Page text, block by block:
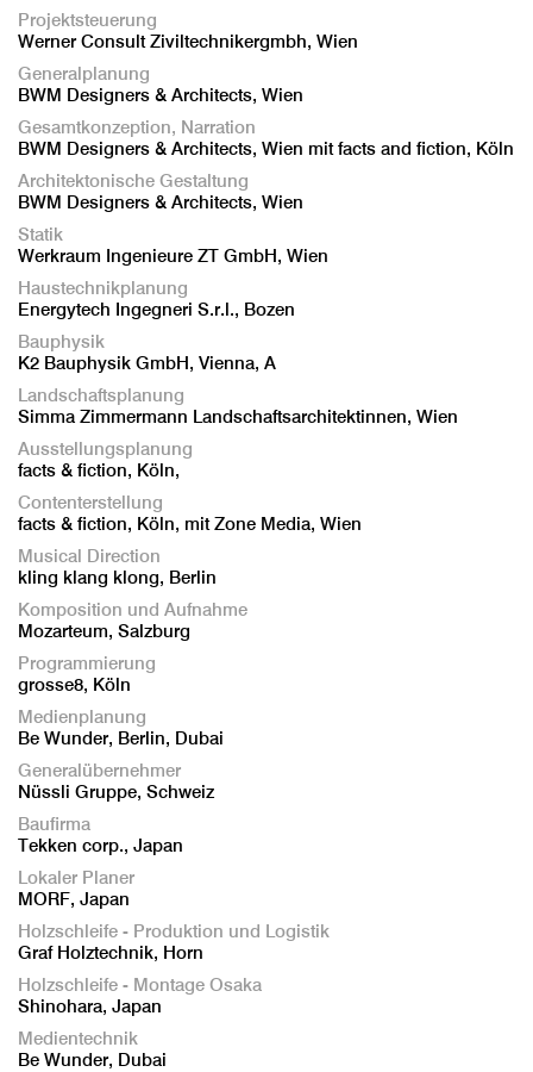
Projektsteuerung
Werner Consult Ziviltechnikergmbh, Wien
Generalplanung
BWM Designers & Architects, Wien
Gesamtkonzeption, Narration
BWM Designers & Architects, Wien mit facts and fiction, Köln
Architektonische Gestaltung
BWM Designers & Architects, Wien
Statik
Werkraum Ingenieure ZT GmbH, Wien
Haustechnikplanung
Energytech Ingegneri S.r.l., Bozen
Bauphysik
K2 Bauphysik GmbH, Vienna, A
Landschaftsplanung
Simma Zimmermann Landschaftsarchitektinnen, Wien
Ausstellungsplanung
facts & fiction, Köln,
Contenterstellung
facts & fiction, Köln, mit Zone Media, Wien
Musical Direction
kling klang klong, Berlin
Komposition und Aufnahme
Mozarteum, Salzburg
Programmierung
grosse8, Köln
Medienplanung
Be Wunder, Berlin, Dubai
Generalübernehmer
Nüssli Gruppe, Schweiz
Baufirma
Tekken corp., Japan
Lokaler Planer
MORF, Japan
Holzschleife - Produktion und Logistik
Graf Holztechnik, Horn
Holzschleife - Montage Osaka
Shinohara, Japan
Medientechnik
Be Wunder, Dubai